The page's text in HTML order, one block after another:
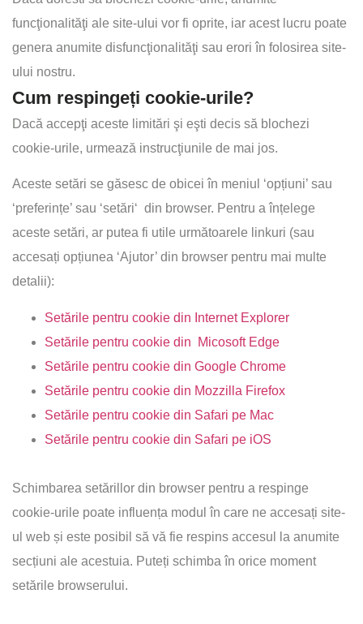
funcţionalităţi ale site‑ului vor fi oprite, iar acest lucru poate
genera anumite disfuncţionalităţi sau erori în folosirea site-
ului nostru.
Cum respingeți cookie-urile?
Dacă accepţi aceste limitări şi eşti decis să blochezi
cookie-urile, urmează instrucţiunile de mai jos.
Aceste setări se găsesc de obicei în meniul ‘opțiuni’ sau
‘preferințe’ sau ‘setări‘ din browser. Pentru a înțelege
aceste setări, ar putea fi utile următoarele linkuri (sau
accesați opțiunea ‘Ajutor’ din browser pentru mai multe
detalii):
Setările pentru cookie din Internet Explorer
Setările pentru cookie din Micosoft Edge
Setările pentru cookie din Google Chrome
Setările pentru cookie din Mozzilla Firefox
Setările pentru cookie din Safari pe Mac
Setările pentru cookie din Safari pe iOS
Schimbarea setărillor din browser pentru a respinge
cookie-urile poate influența modul în care ne accesați site-
ul web și este posibil să vă fie respins accesul la anumite
secțiuni ale acestuia. Puteți schimba în orice moment
setările browserului.